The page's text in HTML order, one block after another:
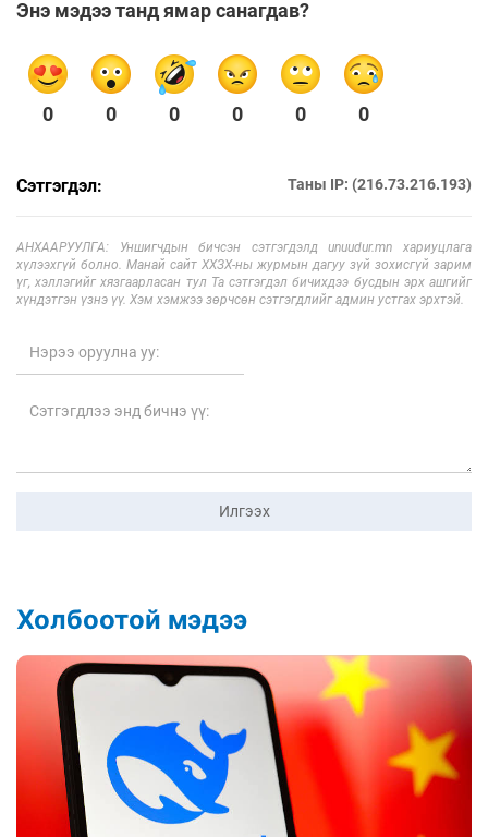
Энэ мэдээ танд ямар санагдав?
0 0 0 0 0 0
Сэтгэгдэл: Таны IP: (216.73.216.193)
АНХААРУУЛГА: Уншигчдын бичсэн сэтгэгдэлд unuudur.mn хариуцлага
хүлээхгүй болно. Манай сайт ХХЗХ-ны журмын дагуу зүй зохисгүй зарим
үг, хэллэгийг хязгаарласан тул Та сэтгэгдэл бичихдээ бусдын эрх ашгийг
хүндэтгэн үзнэ үү. Хэм хэмжээ зөрчсөн сэтгэгдлийг админ устгах эрхтэй.
Илгээх
Холбоотой мэдээ